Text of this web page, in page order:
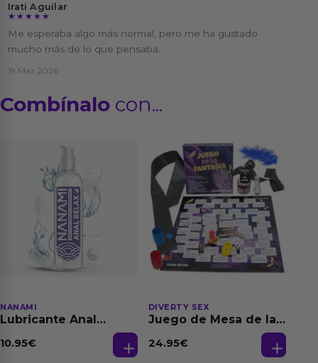
Irati Aguilar
★★★★★
★★★★★
Me esperaba algo más normal, pero me ha gustado
mucho más de lo que pensaba.
19 Mar 2026
Combínalo con...
NANAMI
Lubricante Anal
Dilatación Base Agua
10.95€
DIVERTY SEX
Juego de Mesa de las
24.95€